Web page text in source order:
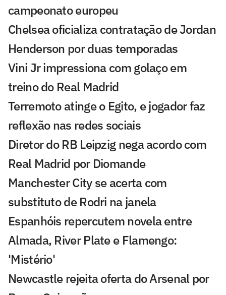
campeonato europeu
Chelsea oficializa contratação de Jordan
Henderson por duas temporadas
Vini Jr impressiona com golaço em
treino do Real Madrid
Terremoto atinge o Egito, e jogador faz
reflexão nas redes sociais
Diretor do RB Leipzig nega acordo com
Real Madrid por Diomande
Manchester City se acerta com
substituto de Rodri na janela
Espanhóis repercutem novela entre
Almada, River Plate e Flamengo:
'Mistério'
Newcastle rejeita oferta do Arsenal por